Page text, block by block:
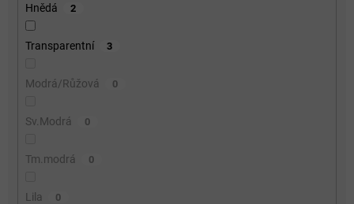
Hnědá 2
Transparentní 3
Modrá/Růžová 0
Sv.Modrá 0
Tm.modrá 0
Lila 0